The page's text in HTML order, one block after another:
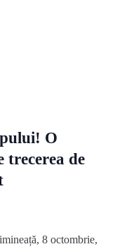
O
trecerea de
8 octombrie,